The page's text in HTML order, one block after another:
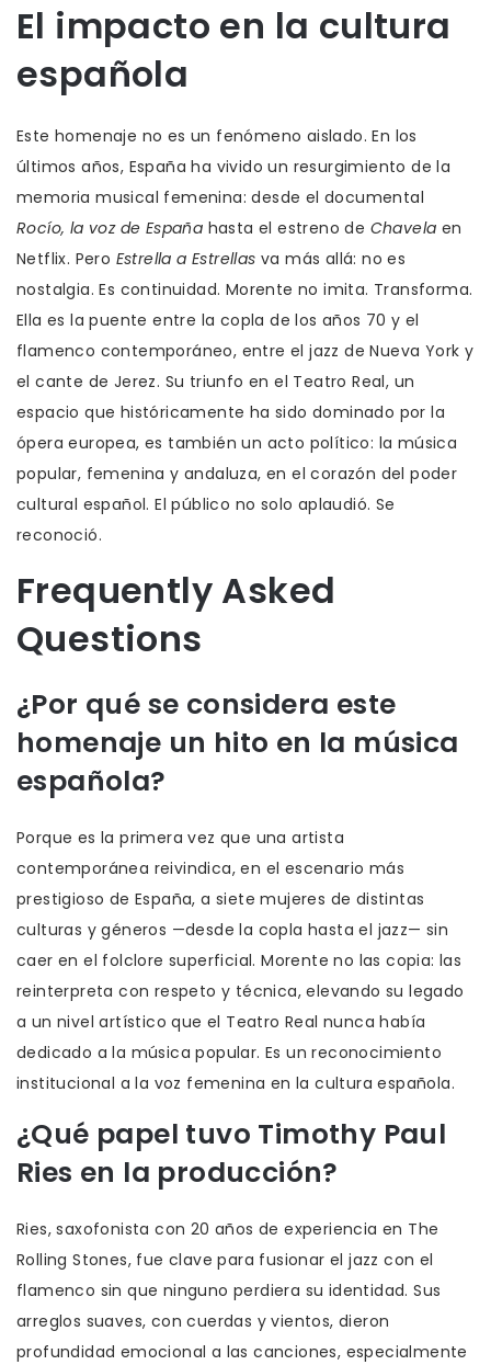
El impacto en la cultura
española
Este homenaje no es un fenómeno aislado. En los
últimos años, España ha vivido un resurgimiento de la
memoria musical femenina: desde el documental
Rocío, la voz de España hasta el estreno de Chavela en
Netflix. Pero Estrella a Estrellas va más allá: no es
nostalgia. Es continuidad. Morente no imita. Transforma.
Ella es la puente entre la copla de los años 70 y el
flamenco contemporáneo, entre el jazz de Nueva York y
el cante de Jerez. Su triunfo en el Teatro Real, un
espacio que históricamente ha sido dominado por la
ópera europea, es también un acto político: la música
popular, femenina y andaluza, en el corazón del poder
cultural español. El público no solo aplaudió. Se
reconoció.
Frequently Asked
Questions
¿Por qué se considera este
homenaje un hito en la música
española?
Porque es la primera vez que una artista
contemporánea reivindica, en el escenario más
prestigioso de España, a siete mujeres de distintas
culturas y géneros —desde la copla hasta el jazz— sin
caer en el folclore superficial. Morente no las copia: las
reinterpreta con respeto y técnica, elevando su legado
a un nivel artístico que el Teatro Real nunca había
dedicado a la música popular. Es un reconocimiento
institucional a la voz femenina en la cultura española.
¿Qué papel tuvo Timothy Paul
Ries en la producción?
Ries, saxofonista con 20 años de experiencia en The
Rolling Stones, fue clave para fusionar el jazz con el
flamenco sin que ninguno perdiera su identidad. Sus
arreglos suaves, con cuerdas y vientos, dieron
profundidad emocional a las canciones, especialmente